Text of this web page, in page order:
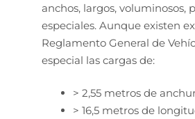
anchos, largos, voluminosos,
especiales. Aunque existen
Reglamento General de
especial las cargas de:
> 2,55 metros de
> 16,5 metros de